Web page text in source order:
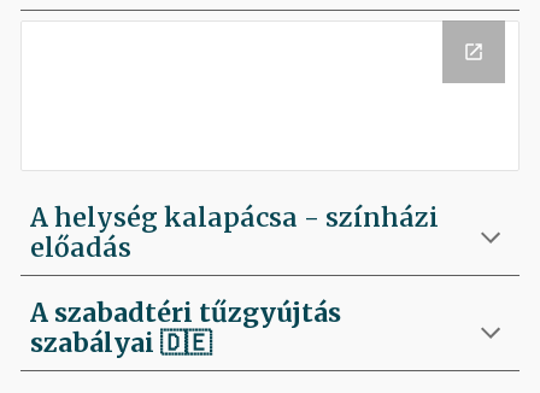
A helység kalapácsa - színházi
előadás
A szabadtéri tűzgyújtás
szabályai🇩🇪